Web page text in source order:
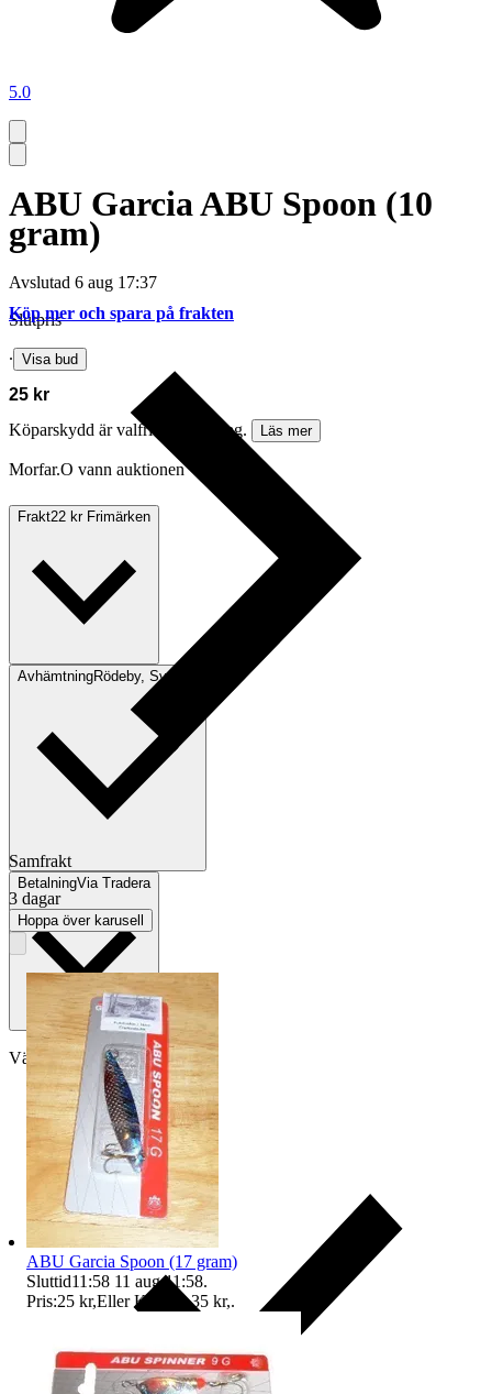
5.0
ABU Garcia ABU Spoon (10
gram)
Avslutad 6 aug 17:37
Slutpris
∙ Visa bud
25 kr
Köparskydd är valfritt hos företag.
Läs mer
Morfar.O vann auktionen
Frakt22 kr Frimärken
AvhämtningRödeby, Sverige
BetalningVia Tradera
Välj till köparskydd
Köp mer och spara på frakten
Samfrakt
3 dagar
Hoppa över karusell
ABU Garcia Spoon (17 gram)
Sluttid11:58 11 aug 11:58.
Pris:25 kr,Eller Köp nu 35 kr,.